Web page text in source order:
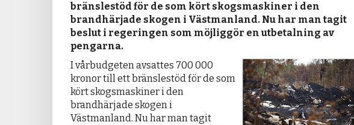
bränslestöd för de som kört skogsmaskiner i den
brandhärjade skogen i Västmanland. Nu har man tagit
beslut i regeringen som möjliggör en utbetalning av
pengarna.
I vårbudgeten avsattes 700 000
kronor till ett bränslestöd för de som
kört skogsmaskiner i den
brandhärjade skogen i
Västmanland. Nu har man tagit